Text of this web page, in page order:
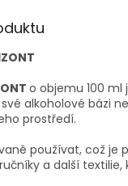
o objemu 100
alkoholové bázi
prostředí.
používat, což je
a další